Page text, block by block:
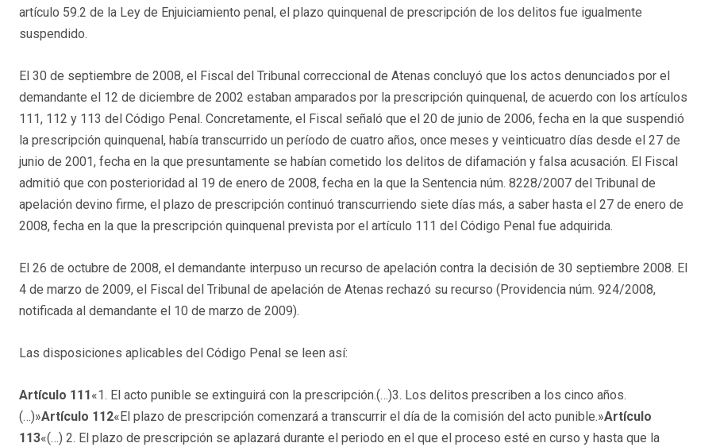
artículo 59.2 de la Ley de Enjuiciamiento penal, el plazo quinquenal de prescripción de los delitos fue igualmente
suspendido.
El 30 de septiembre de 2008, el Fiscal del Tribunal correccional de Atenas concluyó que los actos denunciados por el
demandante el 12 de diciembre de 2002 estaban amparados por la prescripción quinquenal, de acuerdo con los artículos
111, 112 y 113 del Código Penal. Concretamente, el Fiscal señaló que el 20 de junio de 2006, fecha en la que suspendió
la prescripción quinquenal, había transcurrido un período de cuatro años, once meses y veinticuatro días desde el 27 de
junio de 2001, fecha en la que presuntamente se habían cometido los delitos de difamación y falsa acusación. El Fiscal
admitió que con posterioridad al 19 de enero de 2008, fecha en la que la Sentencia núm. 8228/2007 del Tribunal de
apelación devino firme, el plazo de prescripción continuó transcurriendo siete días más, a saber hasta el 27 de enero de
2008, fecha en la que la prescripción quinquenal prevista por el artículo 111 del Código Penal fue adquirida.
El 26 de octubre de 2008, el demandante interpuso un recurso de apelación contra la decisión de 30 septiembre 2008. El
4 de marzo de 2009, el Fiscal del Tribunal de apelación de Atenas rechazó su recurso (Providencia núm. 924/2008,
notificada al demandante el 10 de marzo de 2009).
Las disposiciones aplicables del Código Penal se leen así:
Artículo 111 «1. El acto punible se extinguirá con la prescripción.(…)3. Los delitos prescriben a los cinco años.
(…)»Artículo 112«El plazo de prescripción comenzará a transcurrir el día de la comisión del acto punible.»Artículo
113«(…) 2. El plazo de prescripción se aplazará durante el periodo en el que el proceso esté en curso y hasta que la